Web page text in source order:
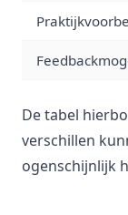
De tabel
verschillen
ogenschijnlijk